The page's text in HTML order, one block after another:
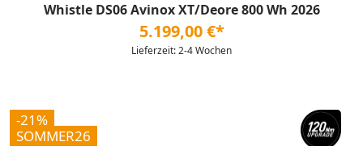
Whistle DS06 Avinox XT/Deore 800 Wh 2026
5.199,00 €*
Lieferzeit: 2-4 Wochen
-21%
SOMMER26